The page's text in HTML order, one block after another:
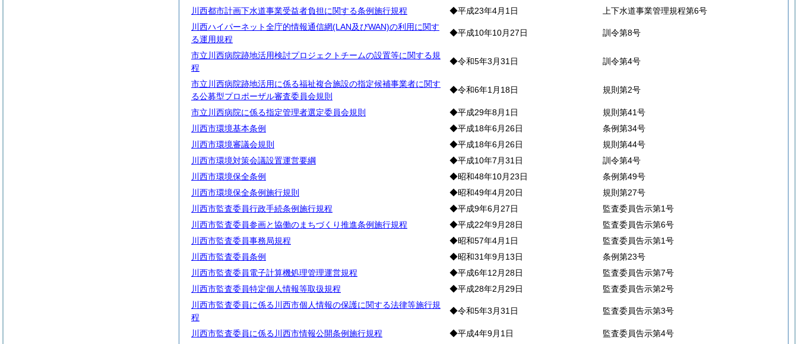
川西都市計画下水道事業受益者負担に関する条例施行規程
◆平成23年4月1日
上下水道事業管理規程第6号
川西ハイパーネット全庁的情報通信網(LAN及びWAN)の利用に関す
る運用規程
◆平成10年10月27日 訓令第8号
市立川西病院跡地活用検討プロジェクトチームの設置等に関する規
程
◆令和5年3月31日 訓令第4号
市立川西病院跡地活用に係る福祉複合施設の指定候補事業者に関す
る公募型プロポーザル審査委員会規則
◆令和6年1月18日 規則第2号
市立川西病院に係る指定管理者選定委員会規則 ◆平成29年8月1日
規則第41号
川西市環境基本条例
◆平成18年6月26日
条例第34号
川西市環境審議会規則
◆平成18年6月26日
規則第44号
川西市環境対策会議設置運営要綱
◆平成10年7月31日
訓令第4号
川西市環境保全条例
◆昭和48年10月23日
条例第49号
川西市環境保全条例施行規則
◆昭和49年4月20日
規則第27号
川西市監査委員行政手続条例施行規程
◆平成9年6月27日
監査委員告示第1号
川西市監査委員参画と協働のまちづくり推進条例施行規程
◆平成22年9月28日
監査委員告示第6号
川西市監査委員事務局規程
◆昭和57年4月1日
監査委員告示第1号
川西市監査委員条例
◆昭和31年9月13日
条例第23号
川西市監査委員電子計算機処理管理運営規程
◆平成6年12月28日
監査委員告示第7号
川西市監査委員特定個人情報等取扱規程
◆平成28年2月29日
監査委員告示第2号
川西市監査委員に係る川西市個人情報の保護に関する法律等施行規
程
◆令和5年3月31日 監査委員告示第3号
川西市監査委員に係る川西市情報公開条例施行規程 ◆平成4年9月1日
監査委員告示第4号